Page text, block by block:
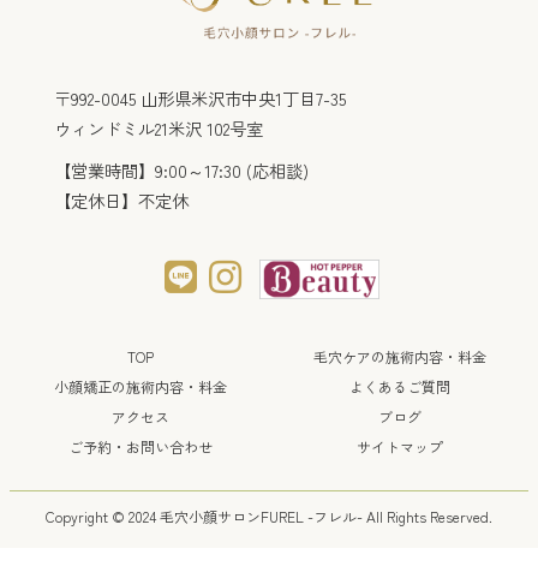
〒992-0045 山形県米沢市中央1丁目7-35
ウィンドミル21米沢 102号室
【営業時間】9:00～17:30 (応相談)
【定休日】不定休
TOP
毛穴ケアの施術内容・料金
小顔矯正の施術内容・料金
よくあるご質問
アクセス
ブログ
ご予約・お問い合わせ
サイトマップ
Copyright © 2024 毛穴小顔サロンFUREL -フレル-All Rights Reserved.